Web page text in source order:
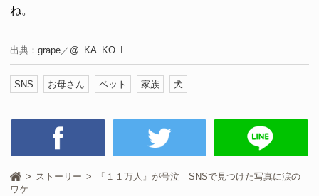
ね。
出典： grape／ @_KA_KO_I_
SNS お母さん ペット 家族 犬
ストーリー
『１１万人』が号泣 SNSで見つけた写真に涙の
ワケ